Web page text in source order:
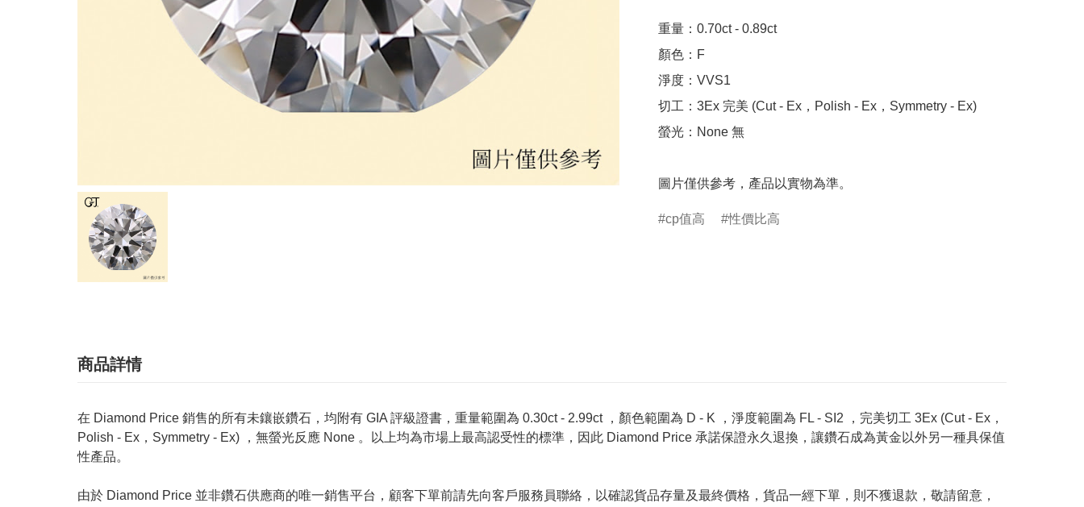
重量：0.70ct - 0.89ct
顏色：F
淨度：VVS1
切工：3Ex 完美 (Cut - Ex，Polish - Ex，Symmetry - Ex)
螢光：None 無
圖片僅供參考，產品以實物為準。
cp值高 性價比高
商品詳情
在 Diamond Price 銷售的所有未鑲嵌鑽石，均附有 GIA 評級證書，重量範圍為 0.30ct - 2.99ct ，顏色範圍為 D - K ，淨度範圍為 FL - SI2 ，完美切工 3Ex (Cut - Ex，
Polish - Ex，Symmetry - Ex) ，無螢光反應 None 。以上均為市場上最高認受性的標準，因此 Diamond Price 承諾保證永久退換，讓鑽石成為黃金以外另一種具保值
性產品。
由於 Diamond Price 並非鑽石供應商的唯一銷售平台，顧客下單前請先向客戶服務員聯絡，以確認貨品存量及最終價格，貨品一經下單，則不獲退款，敬請留意，